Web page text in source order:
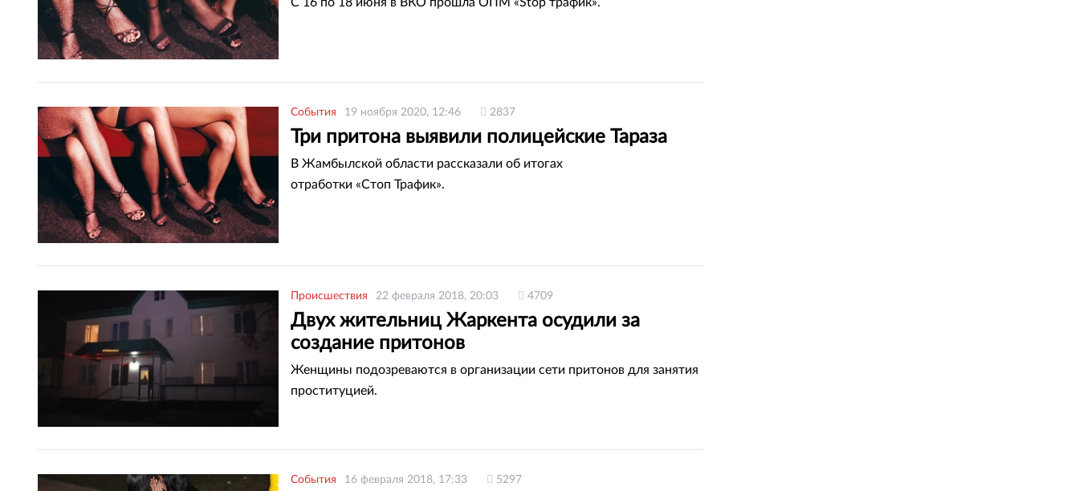
События 19 ноября 2020, 12:46 2837
Три притона выявили полицейские Тараза
В Жамбылской области рассказали об итогах
отработки «Стоп Трафик».
Происшествия 22 февраля 2018, 20:03 4709
Двух жительниц Жаркента осудили за
создание притонов
Женщины подозреваются в организации сети притонов для занятия
проституцией.
События 16 февраля 2018, 17:33 5297